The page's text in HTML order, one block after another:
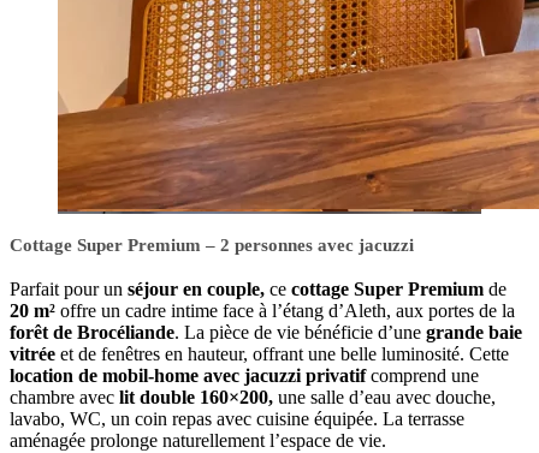
Cottage Super Premium – 2 personnes avec jacuzzi
Parfait pour un séjour en couple, ce cottage Super Premium de
20 m² offre un cadre intime face à l’étang d’Aleth, aux portes de la
forêt de Brocéliande. La pièce de vie bénéficie d’une grande baie
vitrée et de fenêtres en hauteur, offrant une belle luminosité. Cette
location de mobil-home avec jacuzzi privatifcomprend une
chambre avec lit double 160×200, une salle d’eau avec douche,
lavabo, WC, un coin repas avec cuisine équipée. La terrasse
aménagée prolonge naturellement l’espace de vie.